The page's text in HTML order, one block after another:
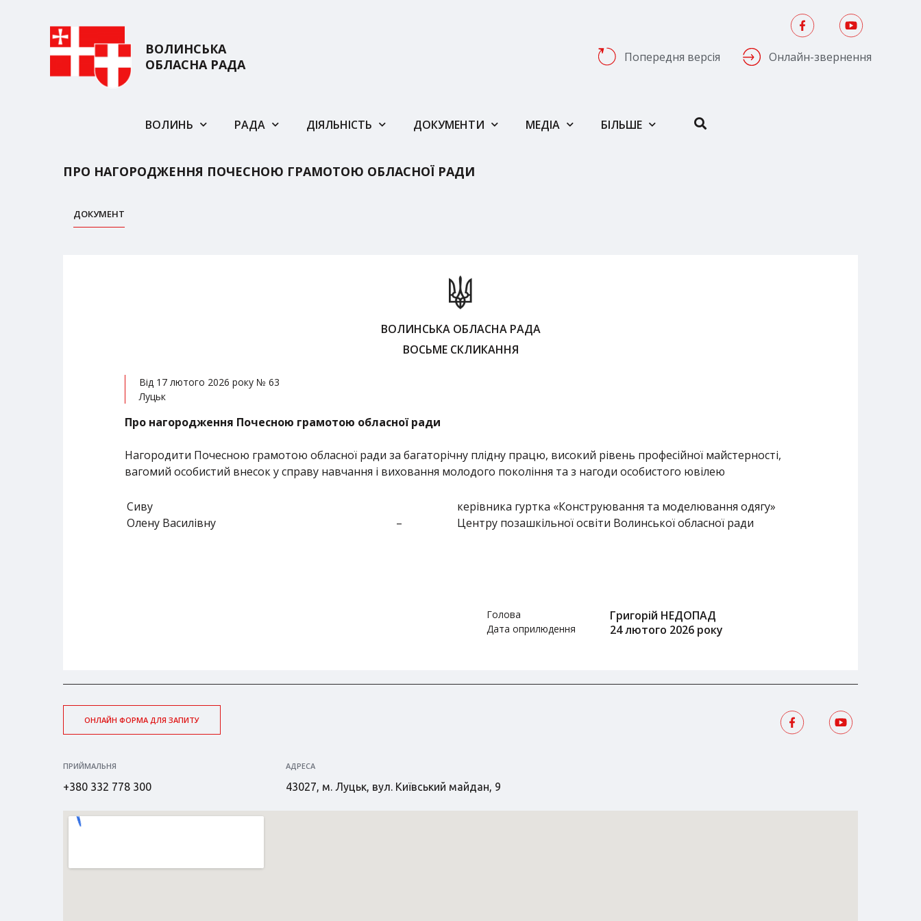
ВОЛИНСЬКА
ОБЛАСНА РАДА
Попередня версія Онлайн-звернення
ВОЛИНЬ РАДА ДІЯЛЬНІСТЬ ДОКУМЕНТИ МЕДІА БІЛЬШЕ
ПРО НАГОРОДЖЕННЯ ПОЧЕСНОЮ ГРАМОТОЮ ОБЛАСНОЇ РАДИ
ДОКУМЕНТ
ВОЛИНСЬКА ОБЛАСНА РАДА
ВОСЬМЕ СКЛИКАННЯ
Від 17 лютого 2026 року № 63
Луцьк
Про нагородження Почесною грамотою обласної ради
Нагородити Почесною грамотою обласної ради за багаторічну плідну працю, високий рівень професійної майстерності,
вагомий особистий внесок у справу навчання і виховання молодого покоління та з нагоди особистого ювілею
Сиву
Олену Василівну
–
керівника гуртка «Конструювання та моделювання одягу»
Центру позашкільної освіти Волинської обласної ради
Голова Григорій НЕДОПАД
Дата оприлюдення 24 лютого 2026 року
ОНЛАЙН ФОРМА ДЛЯ ЗАПИТУ
ПРИЙМАЛЬНЯ
+380 332 778 300
АДРЕСА
43027, м. Луцьк, вул. Київський майдан, 9